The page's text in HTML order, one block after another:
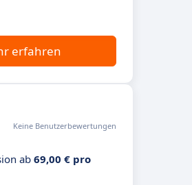
erfahren
Keine Benutzerbewertungen
ab 69,00 € pro